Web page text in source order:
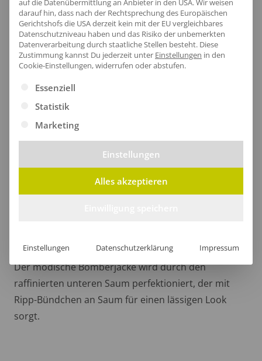
Nackendruck. Mit Ripp-Bündchen an Saum und
Ärmelöffnung sowie praktischen Seitentaschen
vereint sie Funktionalität und Stil.
Moderner Saum
Der modische Bomberjacke wird durch den
raffinierten unteren Saum perfektioniert, der mit
Ripp-Bündchen an Saum für einen lässigen Look
sorgt.
auf die Datenübermittlung an Anbieter in den USA. Wir weisen
darauf hin, dass nach der Rechtsprechung des Europäischen
Gerichtshofs die USA derzeit kein mit der EU vergleichbares
Datenschutzniveau haben und das Risiko der unbemerkten
Datenverarbeitung durch staatliche Stellen besteht. Diese
Zustimmung kannst Du jederzeit unter Einstellungen in den
Cookie-Einstellungen, widerrufen oder abstufen.
Es folgt eine Liste der Service-Gruppen, für die eine
Essenziell
Statistik
Marketing
Einstellungen
Alles akzeptieren
Einstellungen Datenschutzerklärung Impressum